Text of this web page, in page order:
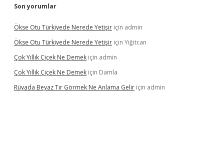
Son yorumlar
Ökse Otu Türkiyede Nerede Yetişir için admin
Ökse Otu Türkiyede Nerede Yetişir için Yiğitcan
Çok Yıllık Çiçek Ne Demek için admin
Çok Yıllık Çiçek Ne Demek için Damla
Rüyada Beyaz Tır Görmek Ne Anlama Gelir için admin